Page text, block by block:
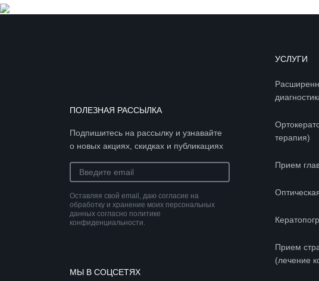
ПОЛЕЗНАЯ РАССЫЛКА
Подпишитесь на рассылку и узнавайте
о новых акциях, скидках и публикациях
Оставляя свой email, даю согласие на
обработку и хранение моих персональных
данных согласно политике
конфиденциальности.
МЫ В СОЦСЕТЯХ
УСЛУГИ
терапия)
Прием
Прием
(лечение